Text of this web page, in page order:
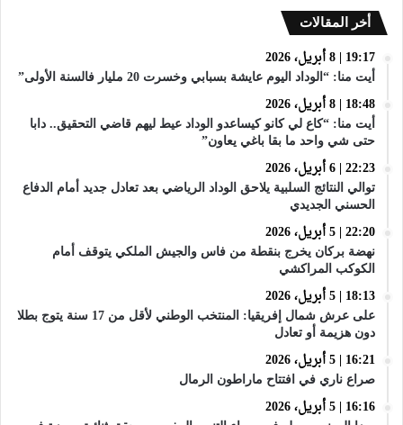
أخر المقالات
19:17 | 8 أبريل، 2026
أيت منا: “الوداد اليوم عايشة بسبابي وخسرت 20 مليار فالسنة الأولى”
18:48 | 8 أبريل، 2026
أيت منا: “كاع لي كانو كيساعدو الوداد عيط ليهم قاضي التحقيق.. دابا
حتى شي واحد ما بقا باغي يعاون”
22:23 | 6 أبريل، 2026
توالي النتائج السلبية يلاحق الوداد الرياضي بعد تعادل جديد أمام الدفاع
الحسني الجديدي
22:20 | 5 أبريل، 2026
نهضة بركان يخرج بنقطة من فاس والجيش الملكي يتوقف أمام
الكوكب المراكشي
18:13 | 5 أبريل، 2026
على عرش شمال إفريقيا: المنتخب الوطني لأقل من 17 سنة يتوج بطلا
دون هزيمة أو تعادل
16:21 | 5 أبريل، 2026
صراع ناري في افتتاح ماراطون الرمال
16:16 | 5 أبريل، 2026